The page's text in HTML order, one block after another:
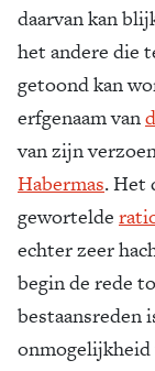
daarvan kan
het andere die
getoond kan
erfgenaam van
van zijn
Habermas. Het
gewortelde
echter zeer
begin de rede
bestaansreden